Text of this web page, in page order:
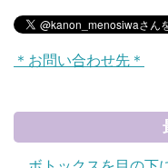
＊お問い合わせ先＊